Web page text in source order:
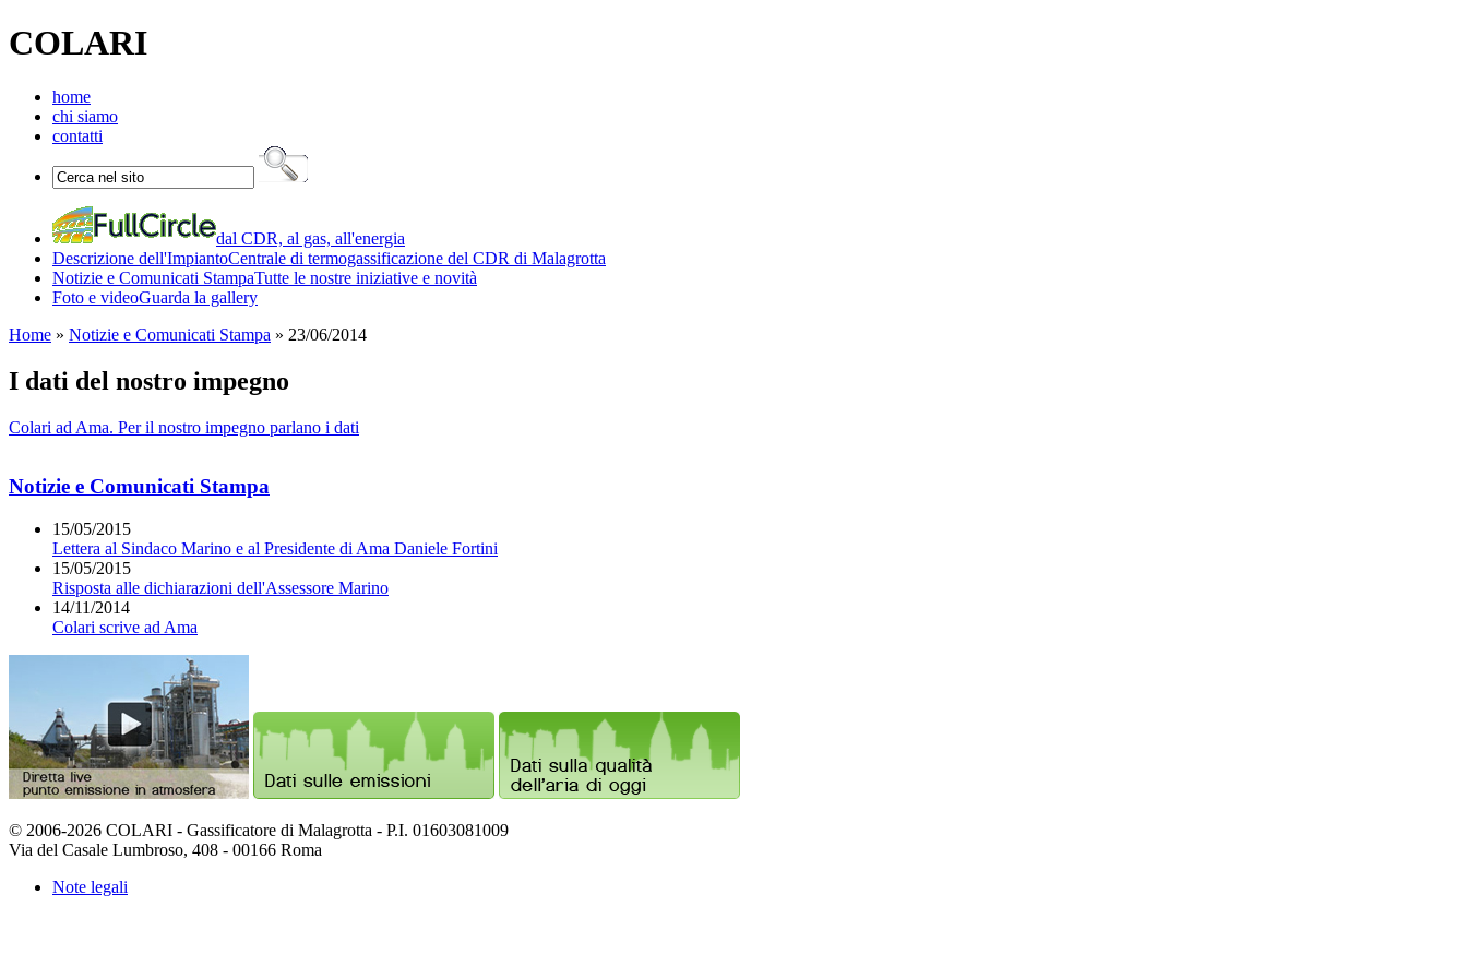
COLARI
home
chi siamo
contatti
dal CDR, al gas, all'energia
Descrizione dell'ImpiantoCentrale di termogassificazione del CDR di Malagrotta
Notizie e Comunicati StampaTutte le nostre iniziative e novità
Foto e videoGuarda la gallery
Home » Notizie e Comunicati Stampa » 23/06/2014
I dati del nostro impegno
Colari ad Ama. Per il nostro impegno parlano i dati
Notizie e Comunicati Stampa
15/05/2015
Lettera al Sindaco Marino e al Presidente di Ama Daniele Fortini
15/05/2015
Risposta alle dichiarazioni dell'Assessore Marino
14/11/2014
Colari scrive ad Ama
© 2006-2026 COLARI - Gassificatore di Malagrotta - P.I. 01603081009
Via del Casale Lumbroso, 408 - 00166 Roma
Note legali